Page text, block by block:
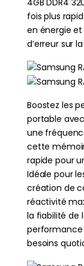
fois plus
en énergie
d’erreur sur
Boostez les
portable avec
une
cette
rapide pour
Idéale pour
création de
réactivité
la fiabilité de
performance
besoins